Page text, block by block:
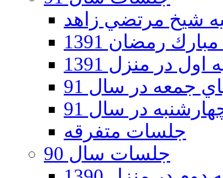
رمضان 1391
در منزل 1391
جمعه در سال 91
در سال 91
جلسات متفرقه
جلسات سال 90